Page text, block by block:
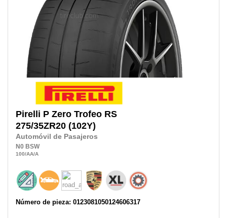
Pirelli P Zero Trofeo RS
275/35ZR20 (102Y)
Automóvil de Pasajeros
N0 BSW
100/AA/A
Número de pieza: 0123081050124606317